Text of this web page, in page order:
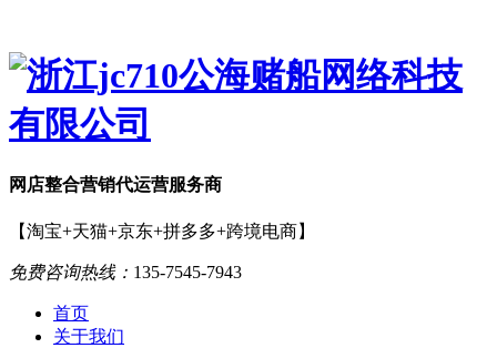
网店整合营销代运营服务商
【淘宝+天猫+京东+拼多多+跨境电商】
免费咨询热线： 135-7545-7943
首页
关于我们